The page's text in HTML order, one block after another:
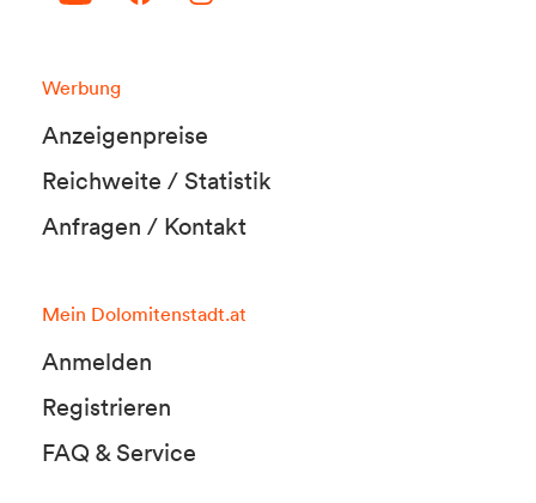
Werbung
Anzeigenpreise
Reichweite / Statistik
Anfragen / Kontakt
Mein Dolomitenstadt.at
Anmelden
Registrieren
FAQ & Service